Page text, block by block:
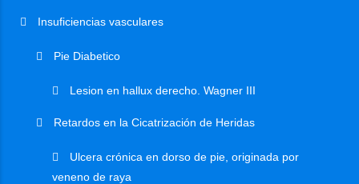
Insuficiencias vasculares
Pie Diabetico
Lesion en hallux derecho. Wagner III
Retardos en la Cicatrización de Heridas
Ulcera crónica en dorso de pie, originada por
veneno de raya